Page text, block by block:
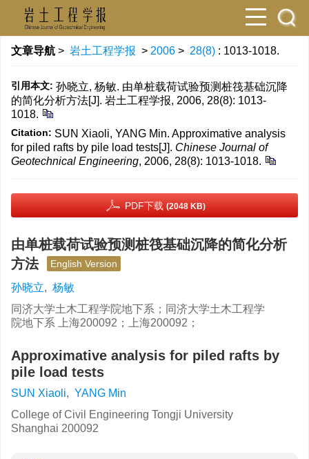
文章导航 > 岩土工程学报 > 2006 > 28(8) : 1013-1018.
引用本文: 孙晓立, 杨敏. 由单桩载荷试验预测桩筏基础沉降
的简化分析方法[J]. 岩土工程学报, 2006, 28(8): 1013-
1018.
Citation: SUN Xiaoli, YANG Min. Approximative analysis
for piled rafts by pile load tests[J]. Chinese Journal of
Geotechnical Engineering, 2006, 28(8): 1013-1018.
PDF下载 (2048 KB)
由单桩载荷试验预测桩筏基础沉降的简化分析
方法
English Version
孙晓立, 杨敏
同济大学土木工程学院地下系；同济大学土木工程学
院地下系 上海200092；上海200092；
Approximative analysis for piled rafts by
pile load tests
SUN Xiaoli, YANG Min
College of Civil Engineering Tongji University
Shanghai 200092